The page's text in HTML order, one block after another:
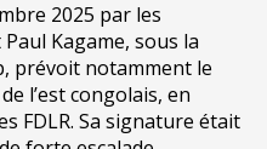
2025 par les
Kagame, sous la
prévoit notamment le
l’est congolais, en
FDLR. Sa signature était